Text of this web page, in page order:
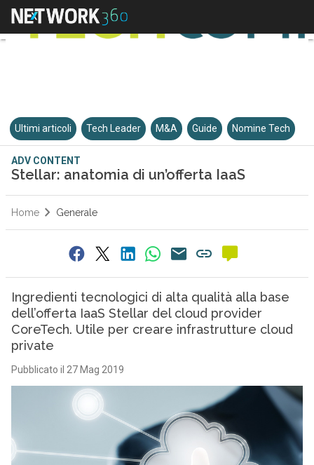
Ultimi articoli Tech Leader M&A Guide Nomine Tech
ADV CONTENT
Stellar: anatomia di un’offerta IaaS
Home Generale
Ingredienti tecnologici di alta qualità alla base
dell’offerta IaaS Stellar del cloud provider
CoreTech. Utile per creare infrastrutture cloud
private
Pubblicato il 27 Mag 2019